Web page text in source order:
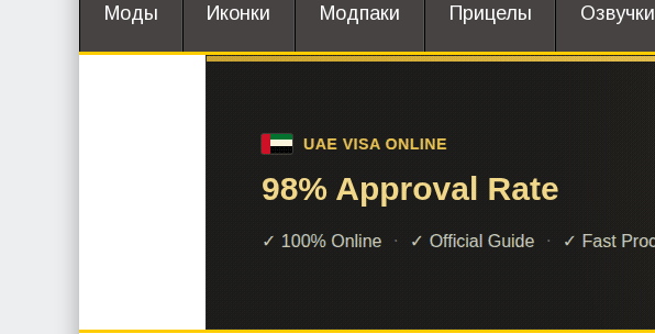
Моды Иконки Модпаки Прицелы Озвучки